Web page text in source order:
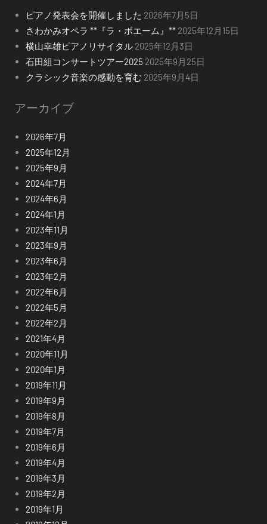
ピアノ発表会を開催しました 2026年7月5日
さわかみオペラ **『ラ・ボエーム』** 2025年12月15日
横山幸雄ピアノリサイタル 2025年12月3日
石田組コンサートツアー2025 2025年9月25日
クラシック音楽の感動を育む 2025年9月4日
アーカイブ
2026年7月
2025年12月
2025年9月
2024年7月
2024年6月
2024年1月
2023年11月
2023年9月
2023年6月
2023年2月
2022年6月
2022年5月
2022年2月
2021年4月
2020年11月
2020年1月
2019年11月
2019年9月
2019年8月
2019年7月
2019年6月
2019年4月
2019年3月
2019年2月
2019年1月